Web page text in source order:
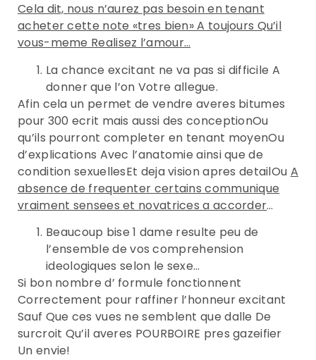
Cela dit, nous n’aurez pas besoin en tenant
acheter cette note «tres bien» A toujours Qu’il
vous-meme Realisez l’amour…
La chance excitant ne va pas si difficile A
donner que l’on Votre allegue.
Afin cela un permet de vendre averes bitumes
pour 300 ecrit mais aussi des conceptionOu
qu’ils pourront completer en tenant moyenOu
d’explications Avec l’anatomie ainsi que de
condition sexuellesEt deja vision apres detailOu A
absence de frequenter certains communique
vraiment sensees et novatrices a accorder…
Beaucoup bise 1 dame resulte peu de
l’ensemble de vos comprehension
ideologiques selon le sexe…
Si bon nombre d’ formule fonctionnent
Correctement pour raffiner l’honneur excitant
Sauf Que ces vues ne semblent que dalle De
surcroit Qu’il averes POURBOIRE pres gazeifier
Un envie!